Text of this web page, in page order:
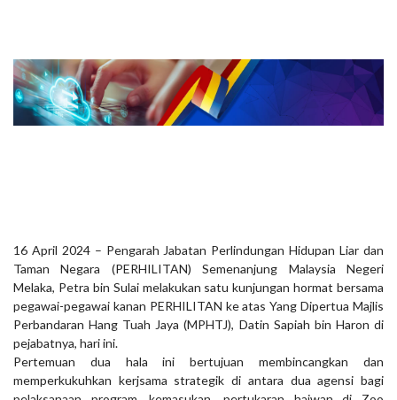
16 April 2024 – Pengarah Jabatan Perlindungan Hidupan Liar dan
Taman Negara (PERHILITAN) Semenanjung Malaysia Negeri
Melaka, Petra bin Sulai melakukan satu kunjungan hormat bersama
pegawai-pegawai kanan PERHILITAN ke atas Yang Dipertua Majlis
Perbandaran Hang Tuah Jaya (MPHTJ), Datin Sapiah bin Haron di
pejabatnya, hari ini.
Pertemuan dua hala ini bertujuan membincangkan dan
memperkukuhkan kerjsama strategik di antara dua agensi bagi